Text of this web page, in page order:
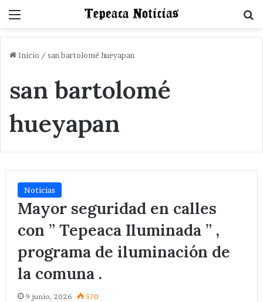
Menu
Inicio / san bartolomé hueyapan
san bartolomé
hueyapan
Noticias
Mayor seguridad en calles
con ” Tepeaca Iluminada ” ,
programa de iluminación de
la comuna .
9 junio, 2026 570